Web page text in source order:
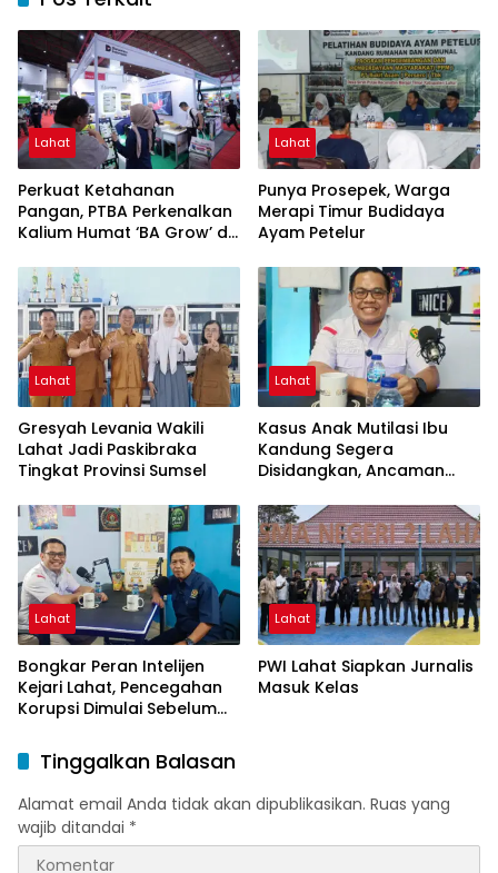
Lahat
Perkuat Ketahanan
Pangan, PTBA Perkenalkan
Kalium Humat ‘BA Grow’ di
Lahat
Punya Prosepek, Warga
Merapi Timur Budidaya
Ayam Petelur
Lahat
Gresyah Levania Wakili
Lahat Jadi Paskibraka
Tingkat Provinsi Sumsel
Lahat
Kasus Anak Mutilasi Ibu
Kandung Segera
Disidangkan, Ancaman
Lahat
Bongkar Peran Intelijen
Kejari Lahat, Pencegahan
Korupsi Dimulai Sebelum
Lahat
PWI Lahat Siapkan Jurnalis
Masuk Kelas
Tinggalkan Balasan
Alamat email Anda tidak akan dipublikasikan. Ruas yang
wajib ditandai *